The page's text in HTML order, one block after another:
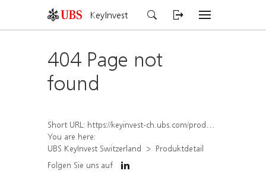
KeyInvest
404 Page not
found
Short URL: https://keyinvest-ch.ubs.com/produkt/detail/index/isin/CH1578835931
You are here:
UBS KeyInvest Switzerland
Produktdetail
Folgen Sie uns auf